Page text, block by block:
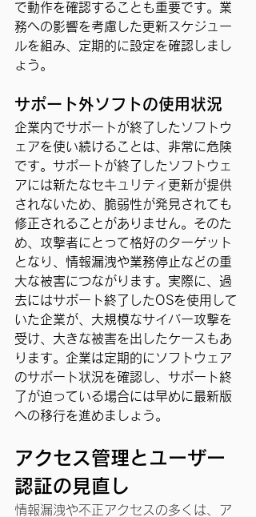
で動作を確認することも重要です。業
務への影響を考慮した更新スケジュー
ルを組み、定期的に設定を確認しまし
ょう。
サポート外ソフトの使用状況
企業内でサポートが終了したソフトウ
ェアを使い続けることは、非常に危険
です。サポートが終了したソフトウェ
アには新たなセキュリティ更新が提供
されないため、脆弱性が発見されても
修正されることがありません。そのた
め、攻撃者にとって格好のターゲット
となり、情報漏洩や業務停止などの重
大な被害につながります。実際に、過
去にはサポート終了したOSを使用して
いた企業が、大規模なサイバー攻撃を
受け、大きな被害を出したケースもあ
ります。企業は定期的にソフトウェア
のサポート状況を確認し、サポート終
了が迫っている場合には早めに最新版
への移行を進めましょう。
アクセス管理とユーザー
認証の見直し
情報漏洩や不正アクセスの多くは、ア